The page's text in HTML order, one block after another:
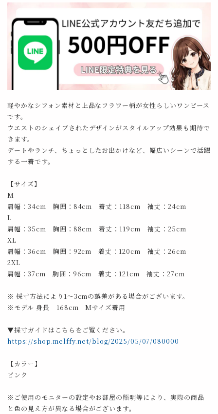
軽やかなシフォン素材と上品なフラワー柄が女性らしいワンピース
です。
ウエストのシェイプされたデザインがスタイルアップ効果も期待で
きます。
デートやランチ、ちょっとしたお出かけなど、幅広いシーンで活躍
する一着です。
【サイズ】
M
肩幅：34cm 胸囲：84cm 着丈：118cm 袖丈：24cm
L
肩幅：35cm 胸囲：88cm 着丈：119cm 袖丈：25cm
XL
肩幅：36cm 胸囲：92cm 着丈：120cm 袖丈：26cm
2XL
肩幅：37cm 胸囲：96cm 着丈：121cm 袖丈：27cm
※ 採寸方法により1～3cmの誤差がある場合がございます。
※モデル 身長 168cm Mサイズ着用
▼採寸ガイドはこちらをご覧ください。
https://shop.melffy.net/blog/2025/05/07/080000
【カラー】
ピンク
※ご使用のモニターの設定やお部屋の照明等により、実際の商品
と色の見え方が異なる場合がございます。